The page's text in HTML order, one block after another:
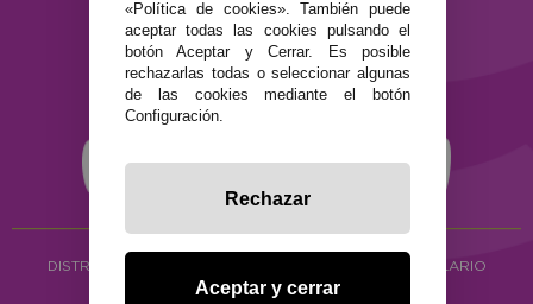
DISTRIBUCIÓN ALIMENTACIÓN ECOLÓGICA Y HERBOLARIO
Copyright © 2026 ·www.ecocash.es
«Política de cookies». También puede
aceptar todas las cookies pulsando el
botón Aceptar y Cerrar. Es posible
rechazarlas todas o seleccionar algunas
de las cookies mediante el botón
Configuración.
Rechazar
Aceptar y cerrar